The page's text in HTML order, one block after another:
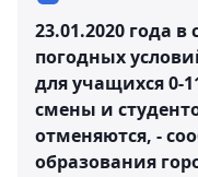
23.01.2020 года
погодных
для учащихся 0-
смены и
отменяются, -
образования